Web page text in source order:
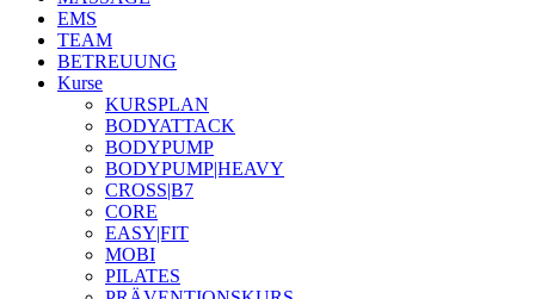
EMS
TEAM
BETREUUNG
Kurse
KURSPLAN
BODYATTACK
BODYPUMP
BODYPUMP|HEAVY
CROSS|B7
CORE
EASY|FIT
MOBI
PILATES